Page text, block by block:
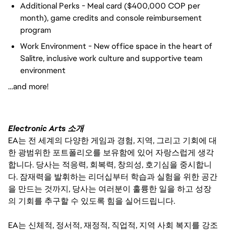
Additional Perks - Meal card ($400,000 COP per
month), game credits and console reimbursement
program
Work Environment - New office space in the heart of
Salitre, inclusive work culture and supportive team
environment
…and more!
Electronic Arts 소개
EA는 전 세계의 다양한 게임과 경험, 지역, 그리고 기회에 대
한 광범위한 포트폴리오를 보유함에 있어 자랑스럽게 생각
합니다. 당사는 적응력, 회복력, 창의성, 호기심을 중시합니
다. 잠재력을 발휘하는 리더십부터 학습과 실험을 위한 공간
을 만드는 것까지, 당사는 여러분이 훌륭한 일을 하고 성장
의 기회를 추구할 수 있도록 힘을 실어드립니다.
EA는 신체적, 정서적, 재정적, 직업적, 지역 사회 복지를 강조